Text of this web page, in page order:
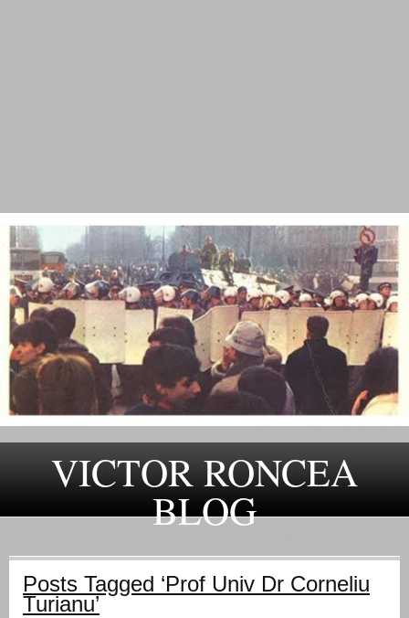
VICTOR RONCEA
BLOG
Posts Tagged ‘Prof Univ Dr Corneliu
Turianu’